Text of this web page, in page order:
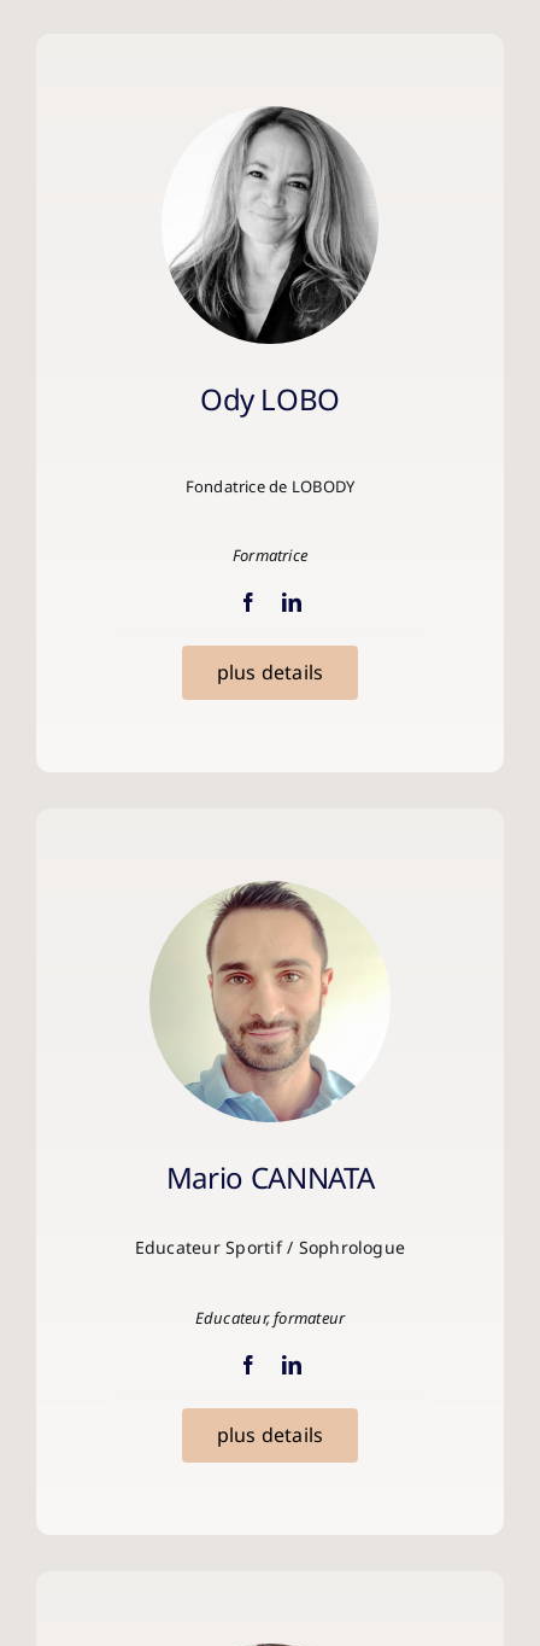
Ody LOBO
Fondatrice de LOBODY
Formatrice
plus details
Mario CANNATA
Educateur Sportif / Sophrologue
Educateur, formateur
plus details